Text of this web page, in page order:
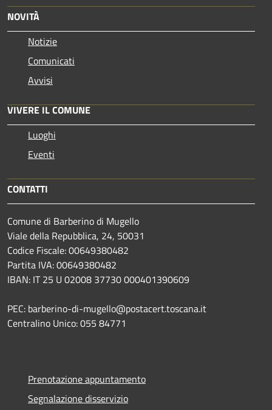
NOVITÀ
Notizie
Comunicati
Avvisi
VIVERE IL COMUNE
Luoghi
Eventi
CONTATTI
Comune di Barberino di Mugello
Viale della Repubblica, 24, 50031
Codice Fiscale: 00649380482
Partita IVA: 00649380482
IBAN: IT 25 U 02008 37730 000401390609
PEC: barberino-di-mugello@postacert.toscana.it
Centralino Unico: 055 84771
Prenotazione appuntamento
Segnalazione disservizio